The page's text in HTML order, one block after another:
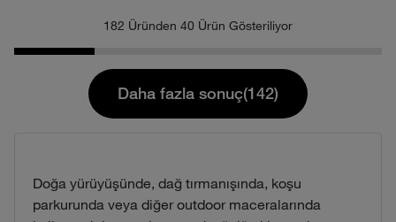
182 Üründen 40 Ürün Gösteriliyor
Daha fazla sonuç(142)
Doğa yürüyüşünde, dağ tırmanışında, koşu
parkurunda veya diğer outdoor maceralarında